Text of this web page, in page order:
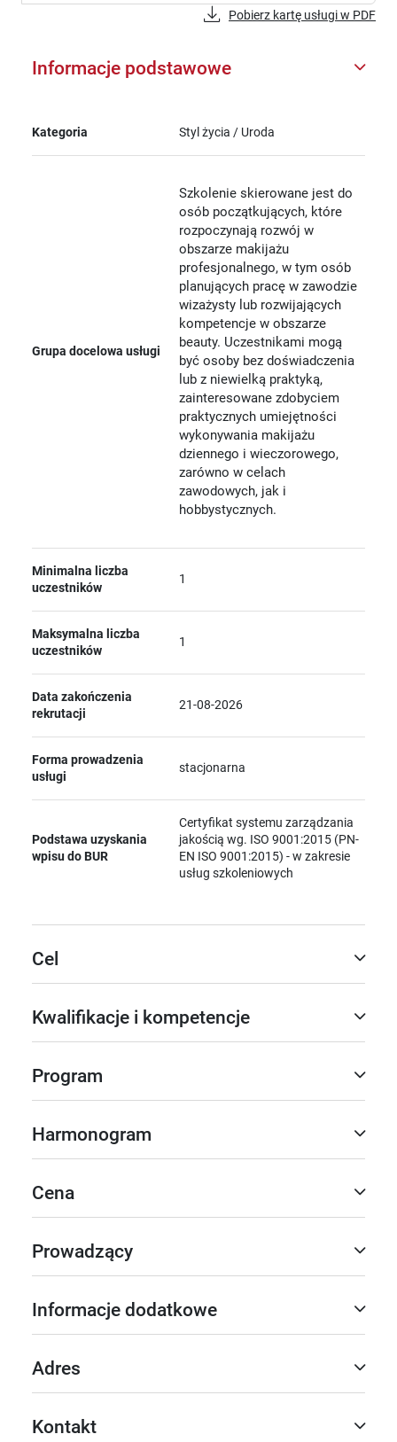
Pobierz kartę usługi w PDF
Informacje podstawowe
Kategoria Styl życia / Uroda
Grupa docelowa usługi
Szkolenie skierowane jest do
osób początkujących, które
rozpoczynają rozwój w
obszarze makijażu
profesjonalnego, w tym osób
planujących pracę w zawodzie
wizażysty lub rozwijających
kompetencje w obszarze
beauty. Uczestnikami mogą
być osoby bez doświadczenia
lub z niewielką praktyką,
zainteresowane zdobyciem
praktycznych umiejętności
wykonywania makijażu
dziennego i wieczorowego,
zarówno w celach
zawodowych, jak i
hobbystycznych.
Minimalna liczba
uczestników
1
Maksymalna liczba
uczestników
1
Data zakończenia
rekrutacji
21-08-2026
Forma prowadzenia
usługi
stacjonarna
Podstawa uzyskania
wpisu do BUR
Certyfikat systemu zarządzania
jakością wg. ISO 9001:2015 (PN-
EN ISO 9001:2015) - w zakresie
usług szkoleniowych
Cel
Kwalifikacje i kompetencje
Program
Harmonogram
Cena
Prowadzący
Informacje dodatkowe
Adres
Kontakt